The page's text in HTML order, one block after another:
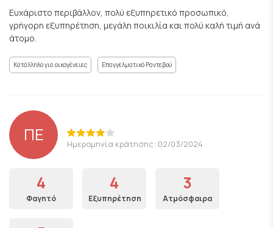
Ευχάριστο περιβάλλον, πολύ εξυπηρετικό προσωπικό,
γρήγορη εξυπηρέτηση, μεγάλη ποικιλία και πολύ καλή τιμή ανά
άτομο.
Κατάλληλο για οικογένειες Επαγγελματικό Ραντεβού
ΠΕ Ημερομηνία κράτησης: 02/03/2024
4
Φαγητό
4
Εξυπηρέτηση
3
Ατμόσφαιρα